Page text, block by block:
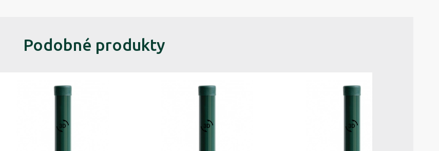
Podobné produkty